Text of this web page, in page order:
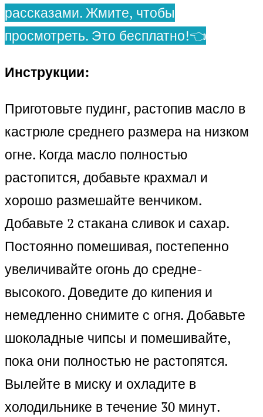
рассказами. Жмите, чтобы
просмотреть. Это бесплатно!👈
Инструкции:
Приготовьте пудинг, растопив масло в
кастрюле среднего размера на низком
огне. Когда масло полностью
растопится, добавьте крахмал и
хорошо размешайте венчиком.
Добавьте 2 стакана сливок и сахар.
Постоянно помешивая, постепенно
увеличивайте огонь до средне-
высокого. Доведите до кипения и
немедленно снимите с огня. Добавьте
шоколадные чипсы и помешивайте,
пока они полностью не растопятся.
Вылейте в миску и охладите в
холодильнике в течение 30 минут.